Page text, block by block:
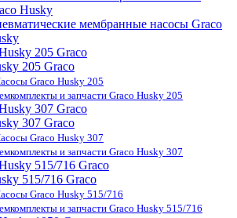
мембранные насосы Graco
205 Graco
Graco Husky 205
и запчасти Graco Husky 205
307 Graco
Graco Husky 307
и запчасти Graco Husky 307
515/716 Graco
Graco Husky 515/716
и запчасти Graco Husky 515/716